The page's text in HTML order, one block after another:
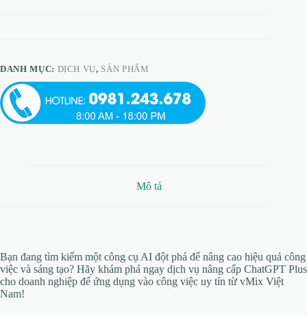
DANH MỤC: DỊCH VỤ, SẢN PHẨM
Mô tả
Bạn đang tìm kiếm một công cụ AI đột phá để nâng cao hiệu quả công
việc và sáng tạo? Hãy khám phá ngay dịch vụ nâng cấp ChatGPT Plus
cho doanh nghiệp để ứng dụng vào công việc uy tín từ vMix Việt
Nam!